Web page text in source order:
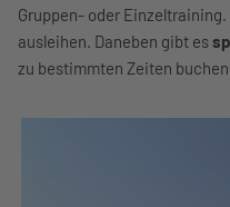
Gruppen- oder
ausleihen. Daneben gibt es
zu bestimmten Zeiten